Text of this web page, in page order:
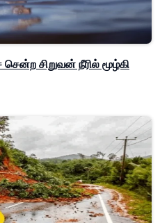
சிறுவன் நீரில் மூழ்கி